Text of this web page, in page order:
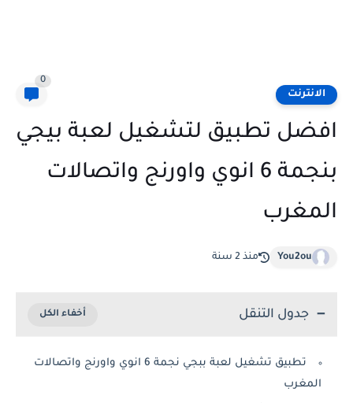
الانترنت
0
افضل تطبيق لتشغيل لعبة بيجي
بنجمة 6 انوي واورنج واتصالات
المغرب
You2ou منذ 2 سنة
جدول التنقل
تطبيق تشغيل لعبة ببجي نجمة 6 انوي واورنج واتصالات
المغرب